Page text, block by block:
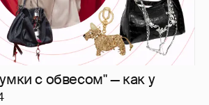
с обвесом" — как у